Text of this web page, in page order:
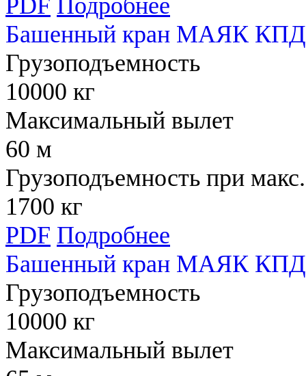
PDF Подробнее
Башенный кран МАЯК КПД
Грузоподъемность
10000 кг
Максимальный вылет
60 м
Грузоподъемность при
1700 кг
PDF Подробнее
Башенный кран МАЯК КПД
Грузоподъемность
10000 кг
Максимальный вылет